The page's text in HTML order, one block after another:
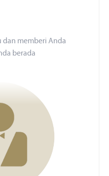
dan memberi Anda
berada